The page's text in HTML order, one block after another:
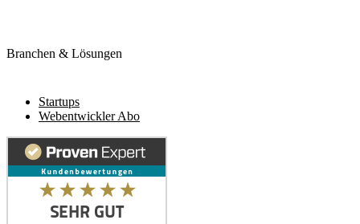
Branchen & Lösungen
Startups
Webentwickler Abo